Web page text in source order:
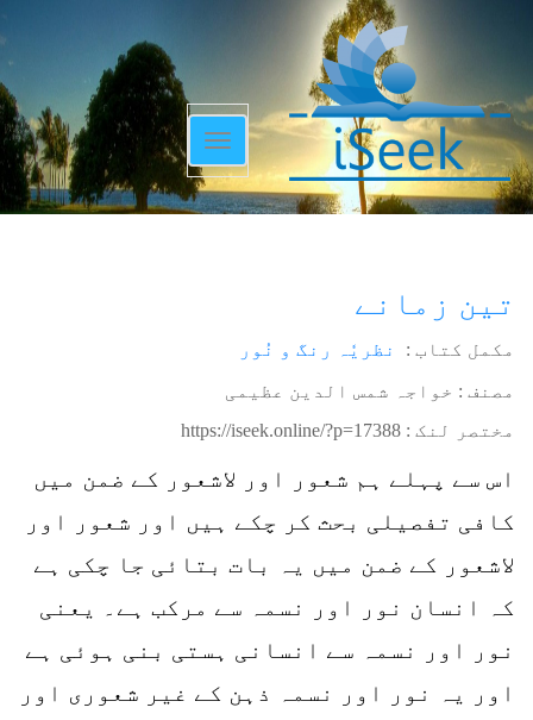
Toggle
navigation
تین زمانے
مکمل کتاب : نظریٗہ رنگ و نُور
مصنف : خواجہ شمس الدین عظیمی
مختصر لنک : https://iseek.online/?p=17388
اس سے پہلے ہم شعور اور لاشعور کے ضمن میں
کافی تفصیلی بحث کر چکے ہیں اور شعور اور
لاشعور کے ضمن میں یہ بات بتائی جا چکی ہے
کہ انسان نور اور نسمہ سے مرکب ہے۔ یعنی
نور اور نسمہ سے انسانی ہستی بنی ہوئی ہے
اور یہ نور اور نسمہ ذہن کے غیر شعوری اور